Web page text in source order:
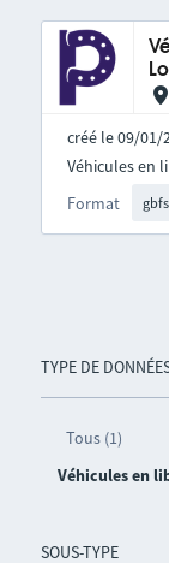
TYPE DE
Tous (1)
Véhicules en
SOUS-TYPE
créé le 09/01/
Format gbfs
Véhicules en